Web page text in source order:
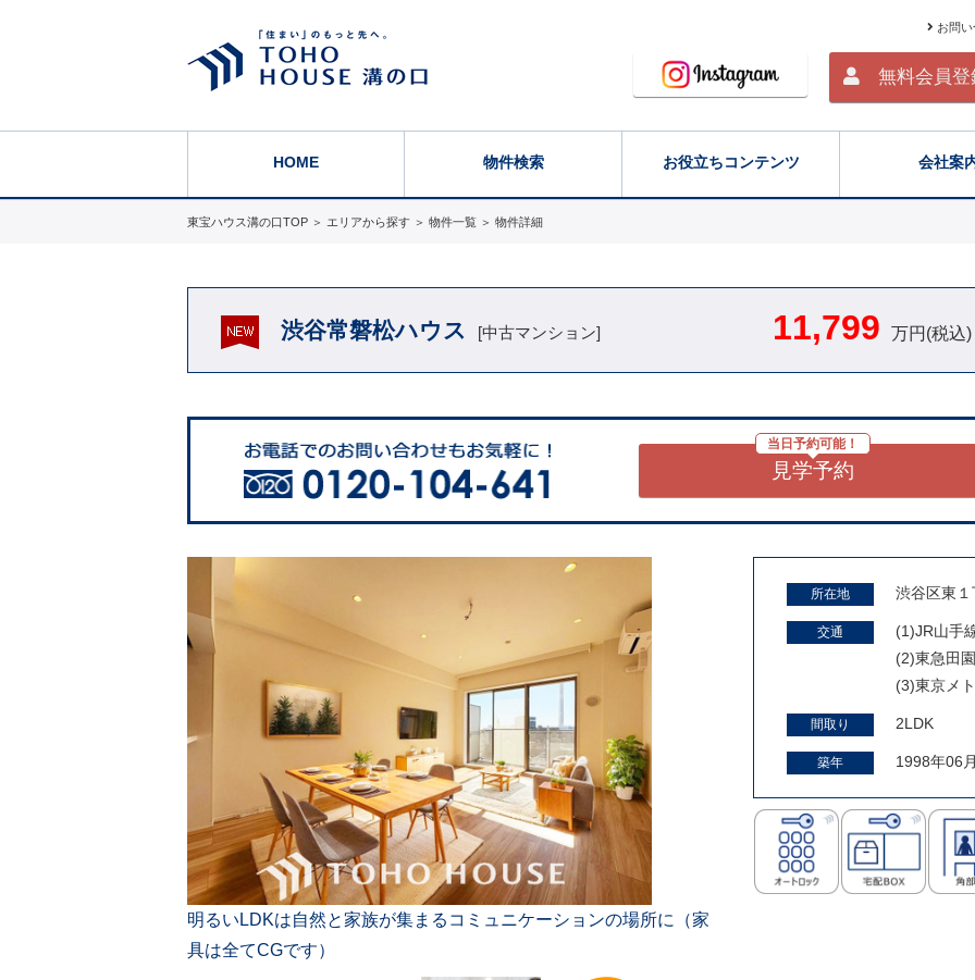
無料会員登
お問
HOME 物件検索 お役立ちコンテンツ 会社案
東宝ハウス溝の口TOP ＞ エリアから探す ＞ 物件一覧 ＞ 物件詳細
渋谷常磐松ハウス [中古マンション] 11,799 万円(税込)
当日予約可能！
見学予約
明るいLDKは自然と家族が集まるコミュニケーションの場所に（家
具は全てCGです）
所在地 渋谷区東
交通
(1)JR山手
(2)東急田
(3)東京メ
間取り 2LDK
築年 1998年06